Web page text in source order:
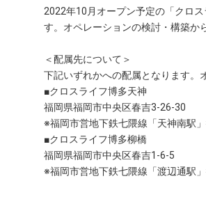
2022年10月オープン予定の「クロ
す。オペレーションの検討・構築か
＜配属先について＞
下記いずれかへの配属となります。
■クロスライフ博多天神
福岡県福岡市中央区春吉3-26-30
※福岡市営地下鉄七隈線「天神南駅
■クロスライフ博多柳橋
福岡県福岡市中央区春吉1-6-5
※福岡市営地下鉄七隈線「渡辺通駅